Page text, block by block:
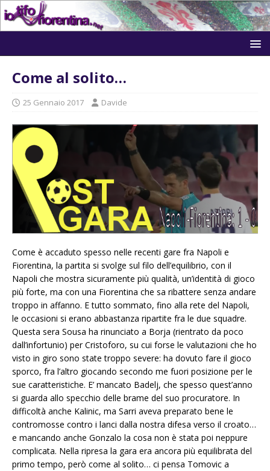
Come al solito…
25 Gennaio 2017 Davide
Come è accaduto spesso nelle recenti gare fra Napoli e
Fiorentina, la partita si svolge sul filo dell’equilibrio, con il
Napoli che mostra sicuramente più qualità, un’identità di gioco
più forte, ma con una Fiorentina che sa ribattere senza andare
troppo in affanno. E tutto sommato, fino alla rete del Napoli,
le occasioni si erano abbastanza ripartite fra le due squadre.
Questa sera Sousa ha rinunciato a Borja (rientrato da poco
dall’infortunio) per Cristoforo, su cui forse le valutazioni che ho
visto in giro sono state troppo severe: ha dovuto fare il gioco
sporco, fra l’altro giocando secondo me fuori posizione per le
sue caratteristiche. E’ mancato Badelj, che spesso quest’anno
si guarda allo specchio delle brame del suo procuratore. In
difficoltà anche Kalinic, ma Sarri aveva preparato bene le
contromosse contro i lanci dalla nostra difesa verso il croato…
e mancando anche Gonzalo la cosa non è stata poi neppure
complicata. Nella ripresa la gara era ancora più equilibrata del
primo tempo, però come al solito… ci pensa Tomovic a